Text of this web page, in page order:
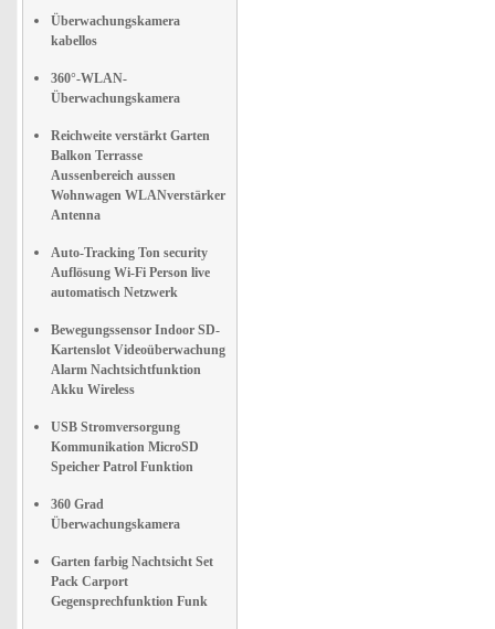
Überwachungskamera
kabellos
360°-WLAN-
Überwachungskamera
Reichweite verstärkt Garten
Balkon Terrasse
Aussenbereich aussen
Wohnwagen WLANverstärker
Antenna
Auto-Tracking Ton security
Auflösung Wi-Fi Person live
automatisch Netzwerk
Bewegungssensor Indoor SD-
Kartenslot Videoüberwachung
Alarm Nachtsichtfunktion
Akku Wireless
USB Stromversorgung
Kommunikation MicroSD
Speicher Patrol Funktion
360 Grad
Überwachungskamera
Garten farbig Nachtsicht Set
Pack Carport
Gegensprechfunktion Funk